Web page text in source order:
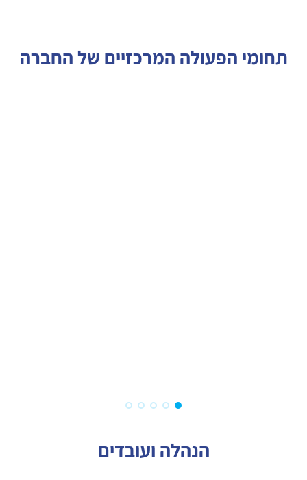
תחומי הפעולה המרכזיים של החברה
הנהלה ועובדים